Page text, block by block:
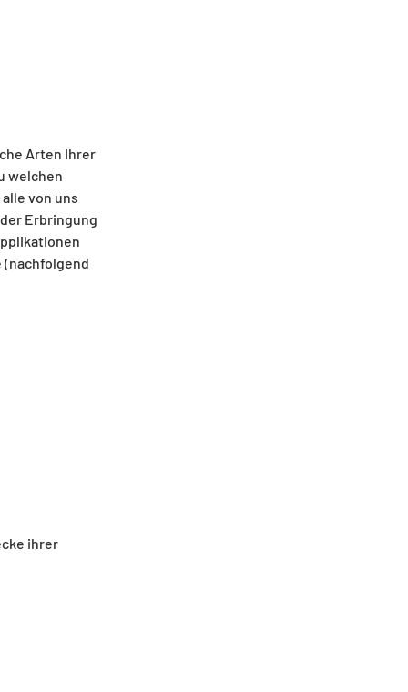
Arten Ihrer
welchen
von uns
Erbringung
(nachfolgend
ihrer